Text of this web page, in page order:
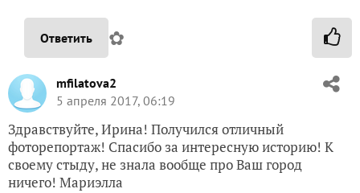
Ответить ✿
mfilatova2
5 апреля 2017, 06:19
Здравствуйте, Ирина! Получился отличный
фоторепортаж! Спасибо за интересную историю! К
своему стыду, не знала вообще про Ваш город
ничего! Мариэлла